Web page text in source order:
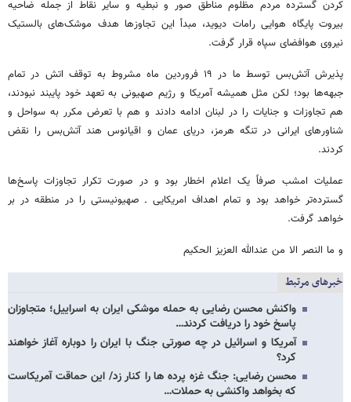
کردن گسترده مردم مظلوم مناطق صور و نبطیه و سایر نقاط از جمله ضاحیه
بیروت پایگاه هوایی رامات دیوید، مبدأ این تجاوزها هدف موشک‌های بالستیک
نیروی هوافضای سپاه قرار گرفت.
پذیرش آتش‌بس توسط ما در ۱۹ فروردین ماه مشروط به توقف اتش در تمام
جبهه‌ها بود؛ لکن مثل همیشه آمریکا و رژیم صهیونی به تعهد خود پایبند نبودند،
هم تجاوزات و جنایات را در لبنان ادامه دادند و هم با تعرض مکرر به سواحل و
شناورهای ایرانی در تنگه هرمز، دریای عمان و اقیانوس هند آتش‌بس را نقض
کردند.
عملیات امشب صرفاً یک اعلام اخطار بود و در صورت تکرار تجاوزات پاسخ‌ها
گسترده‌تر خواهد بود و تمام اهداف امریکایی ـ صهیونیستی را در منطقه در بر
خواهد گرفت.
و ما النصر الا من عندالله العزیز الحکیم
خبرهای مرتبط
واکنش محسن رضایی به حمله موشکی ایران به اسراییل؛ متجاوزان
پاسخ خود را دریافت کردند…
آمریکا و اسرائیل در چه صورتی جنگ با ایران را دوباره آغاز خواهند
کرد؟
محسن رضایی: جنگ غزه پرده ها را کنار زد/ این حماقت آمریکاست
که بخواهد واکنشی به حملات…